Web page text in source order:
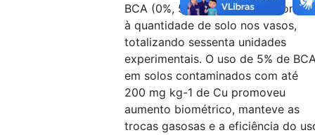
BCA (0%, 5% e 10%) proporcionais
à quantidade de solo nos vasos,
totalizando sessenta unidades
experimentais. O uso de 5% de
em solos contaminados com até
200 mg kg-1 de Cu promoveu
aumento biométrico, manteve as
trocas gasosas e a eficiência do